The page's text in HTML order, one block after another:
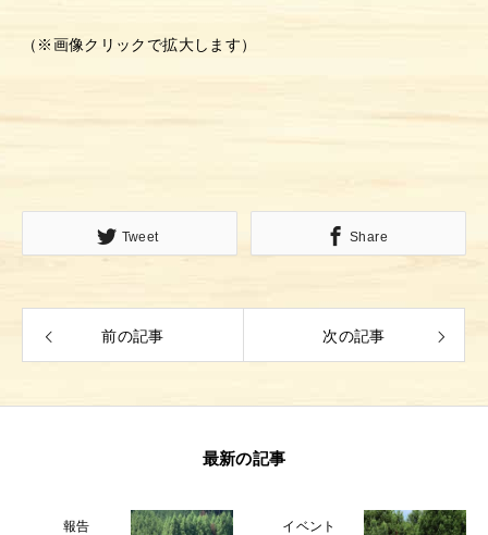
（※画像クリックで拡大します）
Tweet Share
前の記事 次の記事
最新の記事
報告 イベント